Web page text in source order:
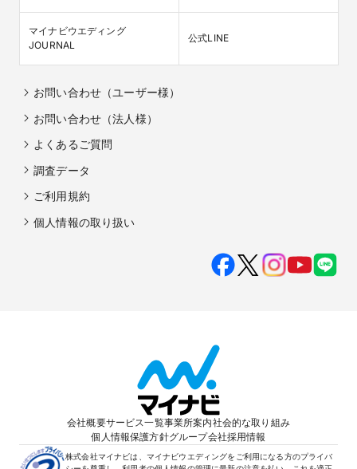
マイナビウエディング
JOURNAL
公式LINE
お問い合わせ（ユーザー様）
お問い合わせ（法人様）
よくあるご質問
調査データ
ご利用規約
個人情報の取り扱い
会社概要サービス一覧事業所案内社会的な取り組み
個人情報保護方針グループ会社採用情報
株式会社マイナビは、マイナビウエディングをご利用になる方のプライバ